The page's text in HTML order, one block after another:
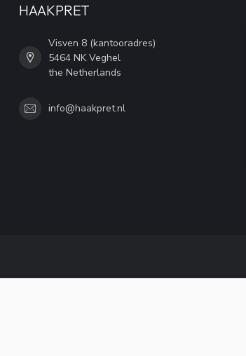
HAAKPRET
Visven 8 (kantooradres)
5464 NK Veghel
the Netherlands
info@haakpret.nl